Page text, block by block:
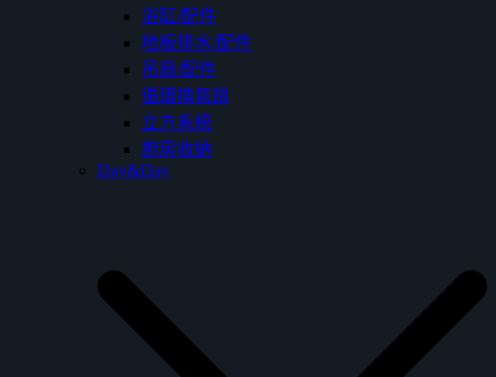
浴缸/配件
地板排水/配件
吊扇/配件
循環換氣扇
立方系統
廚房收納
Day&Day